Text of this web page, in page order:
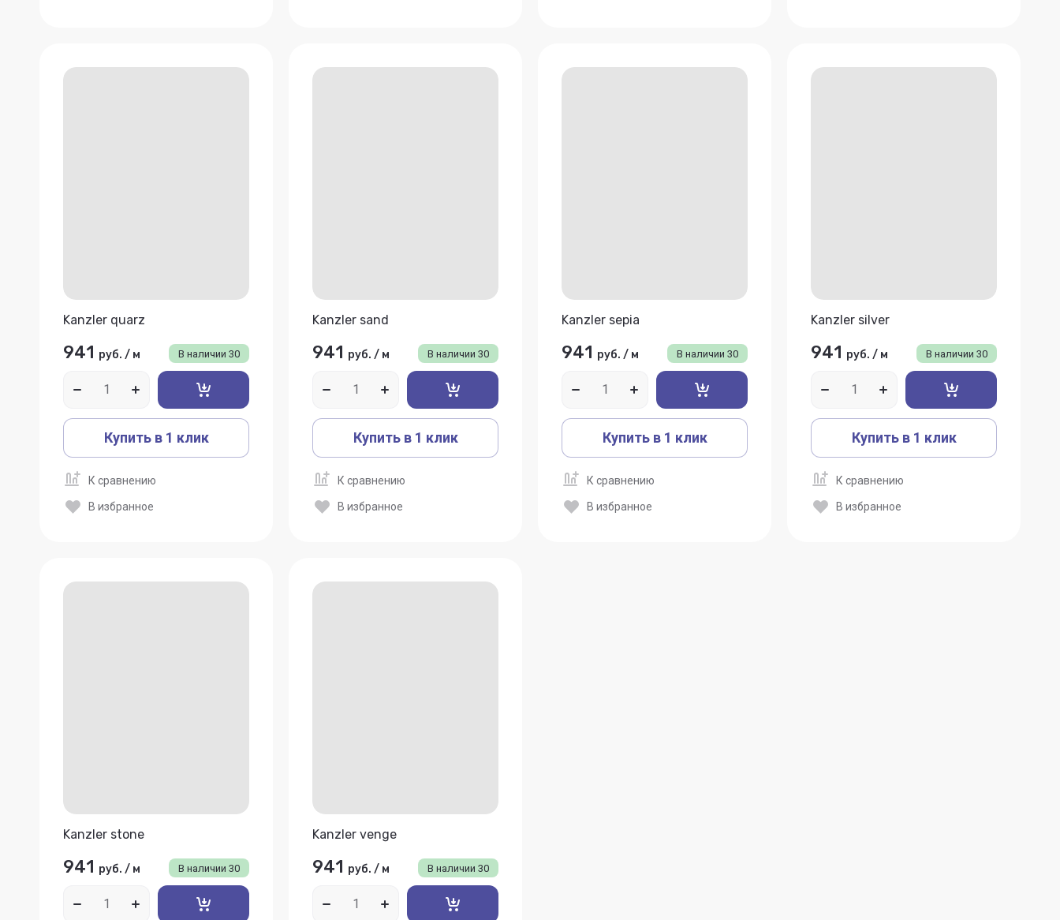
Kanzler quarz
В наличии 30
941 руб. / м
Купить в 1 клик
К сравнению
В избранное
Kanzler sand
В наличии 30
941 руб. / м
Купить в 1 клик
К сравнению
В избранное
Kanzler sepia
В наличии 30
941 руб. / м
Купить в 1 клик
К сравнению
В избранное
Kanzler silver
В наличии 30
941 руб. / м
Купить в 1 клик
К сравнению
В избранное
Kanzler stone
В наличии 30
941 руб. / м
Kanzler venge
В наличии 30
941 руб. / м